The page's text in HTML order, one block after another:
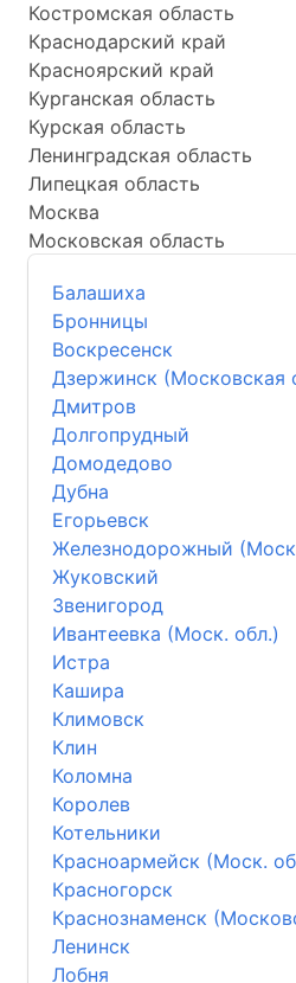
Костромская область
Краснодарский край
Красноярский край
Курганская область
Курская область
Ленинградская область
Липецкая область
Москва
Московская область
Балашиха
Бронницы
Воскресенск
Дзержинск (Московская
Дмитров
Долгопрудный
Домодедово
Дубна
Егорьевск
Железнодорожный
Жуковский
Звенигород
Ивантеевка (Моск. обл.)
Истра
Кашира
Климовск
Клин
Коломна
Королев
Котельники
Красноармейск (Моск.
Красногорск
Краснознаменск
Ленинск
Лобня